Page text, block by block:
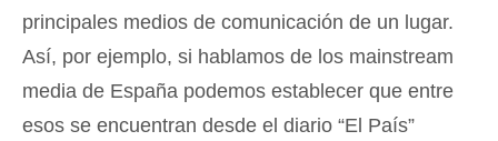
principales medios de comunicación de un lugar.
Así, por ejemplo, si hablamos de los mainstream
media de España podemos establecer que entre
esos se encuentran desde el diario “El País”